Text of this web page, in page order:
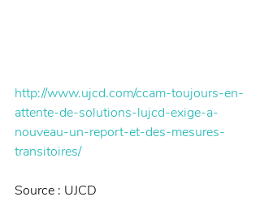
http://www.ujcd.com/ccam-toujours-en-
attente-de-solutions-lujcd-exige-a-
nouveau-un-report-et-des-mesures-
transitoires/
Source : UJCD